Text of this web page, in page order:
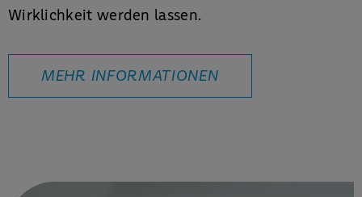
Wirklichkeit werden lassen.
MEHR INFORMATIONEN